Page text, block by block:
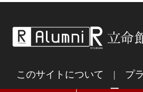
このサイトについて | プ
ー